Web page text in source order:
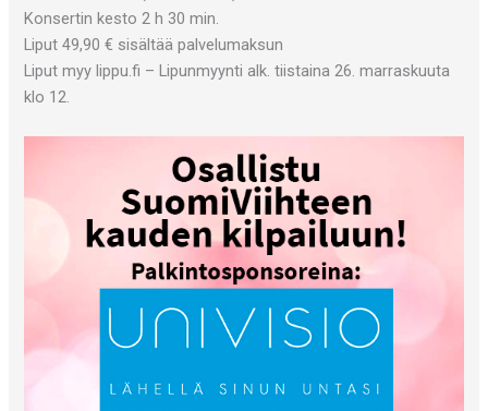
Konsertin kesto 2 h 30 min.
Liput 49,90 € sisältää palvelumaksun
Liput myy lippu.fi – Lipunmyynti alk. tiistaina 26. marraskuuta
klo 12.